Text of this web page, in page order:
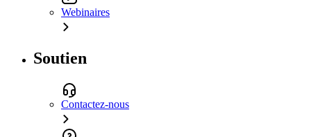
Webinaires
Soutien
Contactez-nous